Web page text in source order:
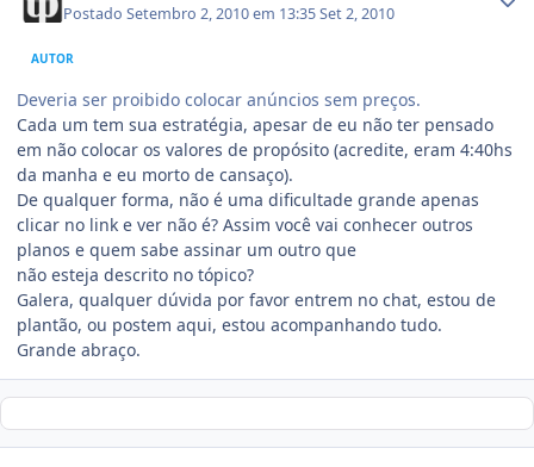
PostadoSetembro 2, 2010 em 13:35Set 2, 2010
AUTOR
Deveria ser proibido colocar anúncios sem preços.
Cada um tem sua estratégia, apesar de eu não ter pensado
em não colocar os valores de propósito (acredite, eram 4:40hs
da manha e eu morto de cansaço).
De qualquer forma, não é uma dificultade grande apenas
clicar no link e ver não é? Assim você vai conhecer outros
planos e quem sabe assinar um outro que
não esteja descrito no tópico?
Galera, qualquer dúvida por favor entrem no chat, estou de
plantão, ou postem aqui, estou acompanhando tudo.
Grande abraço.